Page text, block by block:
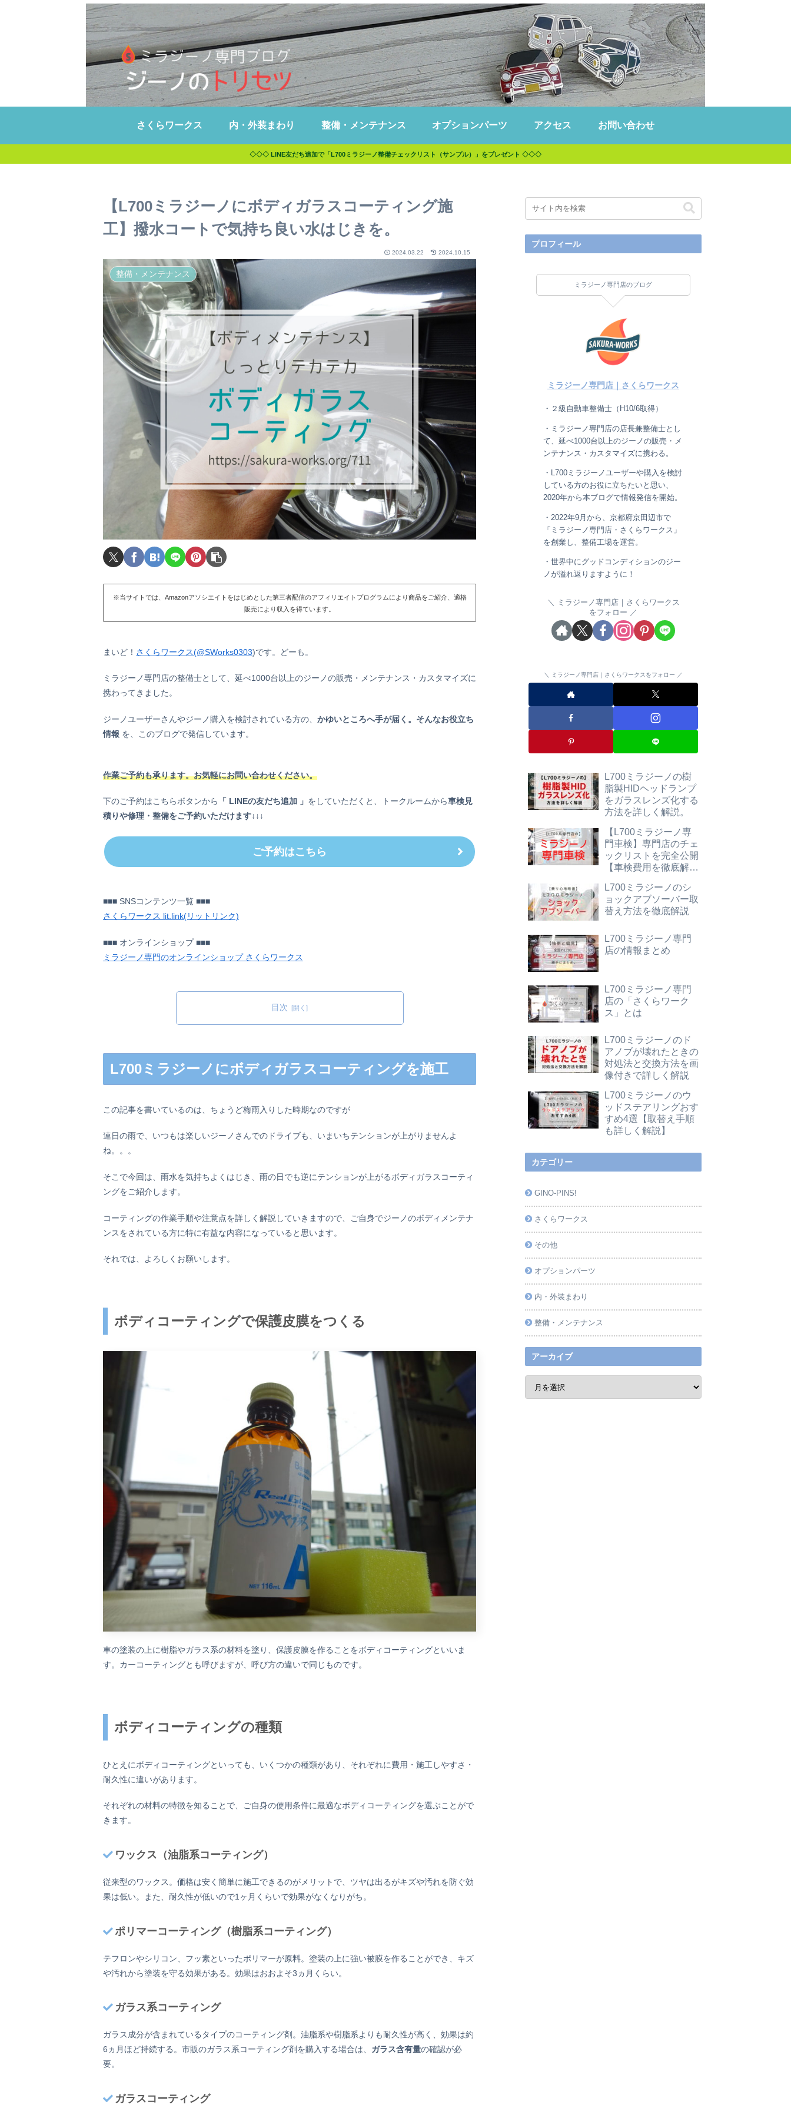
さくらワークス 内・外装まわり 整備・メンテナンス オプションパーツ アクセス お問い合わせ
◇◇◇ LINE友だち追加で「L700ミラジーノ整備チェックリスト（サンプル）」をプレゼント ◇◇◇
【L700ミラジーノにボディガラスコーティング施
工】撥水コートで気持ち良い水はじきを。
2024.03.22 2024.10.15
整備・メンテナンス
※当サイトでは、Amazonアソシエイトをはじめとした第三者配信のアフィリエイトプログラムにより商品をご紹介、適格
販売により収入を得ています。
まいど！ さくらワークス(@SWorks0303)です。どーも。
ミラジーノ専門店の整備士として、延べ1000台以上のジーノの販売・メンテナンス・カスタマイズに
携わってきました。
ジーノユーザーさんやジーノ購入を検討されている方の、 かゆいところへ手が届く。そんなお役立ち
情報 を、このブログで発信しています。
作業ご予約も承ります。お気軽にお問い合わせください。
下のご予約はこちらボタンから 「 LINEの友だち追加 」 をしていただくと、トークルームから車検見
積りや修理・整備をご予約いただけます↓↓↓
ご予約はこちら
■■■ SNSコンテンツ一覧 ■■■
さくらワークス lit.link(リットリンク)
■■■ オンラインショップ ■■■
ミラジーノ専門のオンラインショップ さくらワークス
目次
L700ミラジーノにボディガラスコーティングを施工
この記事を書いているのは、ちょうど梅雨入りした時期なのですが
連日の雨で、いつもは楽しいジーノさんでのドライブも、いまいちテンションが上がりませんよ
ね。。。
そこで今回は、雨水を気持ちよくはじき、雨の日でも逆にテンションが上がるボディガラスコーティ
ングをご紹介します。
コーティングの作業手順や注意点を詳しく解説していきますので、ご自身でジーノのボディメンテナ
ンスをされている方に特に有益な内容になっていると思います。
それでは、よろしくお願いします。
ボディコーティングで保護皮膜をつくる
車の塗装の上に樹脂やガラス系の材料を塗り、保護皮膜を作ることをボディコーティングといいま
す。カーコーティングとも呼びますが、呼び方の違いで同じものです。
ボディコーティングの種類
ひとえにボディコーティングといっても、いくつかの種類があり、それぞれに費用・施工しやすさ・
耐久性に違いがあります。
それぞれの材料の特徴を知ることで、ご自身の使用条件に最適なボディコーティングを選ぶことがで
きます。
ワックス（油脂系コーティング）
従来型のワックス。価格は安く簡単に施工できるのがメリットで、ツヤは出るがキズや汚れを防ぐ効
果は低い。また、耐久性が低いので1ヶ月くらいで効果がなくなりがち。
ポリマーコーティング（樹脂系コーティング）
テフロンやシリコン、フッ素といったポリマーが原料。塗装の上に強い被膜を作ることができ、キズ
や汚れから塗装を守る効果がある。効果はおおよそ3ヵ月くらい。
ガラス系コーティング
ガラス成分が含まれているタイプのコーティング剤。油脂系や樹脂系よりも耐久性が高く、効果は約
6ヵ月ほど持続する。市販のガラス系コーティング剤を購入する場合は、 ガラス含有量の確認が必
要。
ガラスコーティング
プロフィール
ミラジーノ専門店のブログ
ミラジーノ専門店｜さくらワークス
・２級自動車整備士（H10/6取得）
・ミラジーノ専門店の店長兼整備士とし
て、延べ1000台以上のジーノの販売・メ
ンテナンス・カスタマイズに携わる。
・L700ミラジーノユーザーや購入を検討
している方のお役に立ちたいと思い、
2020年から本ブログで情報発信を開始。
・2022年9月から、京都府京田辺市で
「ミラジーノ専門店・さくらワークス」
を創業し、整備工場を運営。
・世界中にグッドコンディションのジー
ノが溢れ返りますように！
ミラジーノ専門店｜さくらワークス
をフォロー
ミラジーノ専門店｜さくらワークスをフォロー
L700ミラジーノの樹
脂製HIDヘッドランプ
をガラスレンズ化する
方法を詳しく解説。
【L700ミラジーノ専
門車検】専門店のチェ
ックリストを完全公開
【車検費用を徹底解
L700ミラジーノのシ
ョックアブソーバー取
替え方法を徹底解説
L700ミラジーノ専門
店の情報まとめ
L700ミラジーノ専門
店の「さくらワーク
ス」とは
L700ミラジーノのド
アノブが壊れたときの
対処法と交換方法を画
像付きで詳しく解説
L700ミラジーノのウ
ッドステアリングおす
すめ4選【取替え手順
も詳しく解説】
カテゴリー
GINO-PINS!
さくらワークス
その他
オプションパーツ
内・外装まわり
整備・メンテナンス
アーカイブ